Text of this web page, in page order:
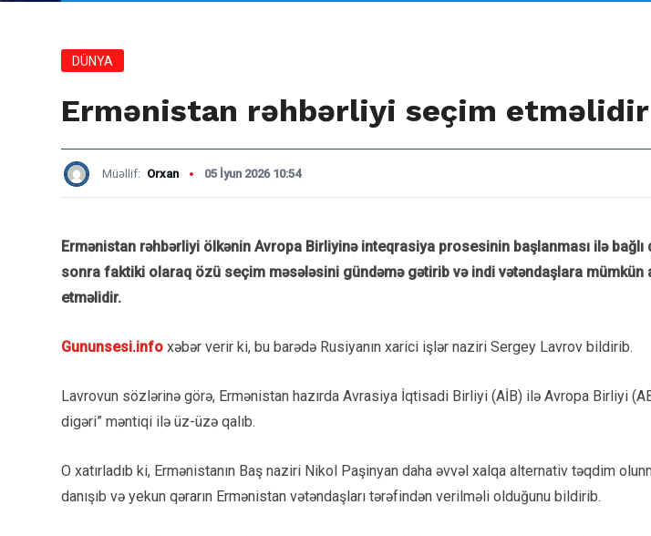
DÜNYA
Ermənistan rəhbərliyi seçim etməlidir
Müəllif: Orxan 05 İyun 2026 10:54
Ermənistan rəhbərliyi ölkənin Avropa Birliyinə inteqrasiya prosesinin başlanması ilə bağlı
sonra faktiki olaraq özü seçim məsələsini gündəmə gətirib və indi vətəndaşlara mümkün
etməlidir.
Gununsesi.info xəbər verir ki, bu barədə Rusiyanın xarici işlər naziri Sergey Lavrov bildirib.
Lavrovun sözlərinə görə, Ermənistan hazırda Avrasiya İqtisadi Birliyi (AİB) ilə Avropa Birliyi
digəri” məntiqi ilə üz-üzə qalıb.
O xatırladıb ki, Ermənistanın Baş naziri Nikol Paşinyan daha əvvəl xalqa alternativ təqdim
danışıb və yekun qərarın Ermənistan vətəndaşları tərəfindən verilməli olduğunu bildirib.